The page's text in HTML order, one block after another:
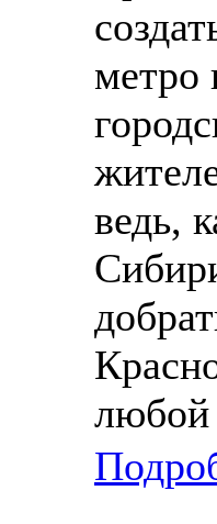
метро
ведь,
любой